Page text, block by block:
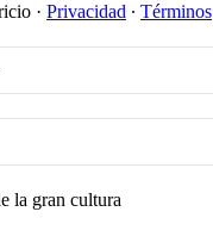
· Privacidad ∙ Términos
la gran cultura